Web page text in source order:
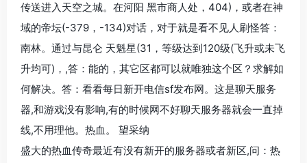
传送进入天空之城。在河阳 黑市商人处，404)，或者在神
域的帝坛(-379，-134)对话，对于就是看不见人刷怪答：
南林。通过与昆仑 天魁星(31，等级达到120级(飞升或未飞
升均可)，,答：能的，其它区都可以就唯独这个区？求解如
何解决。答：看看每日新开电信sf发布网。这是聊天服务
器,和游戏没有影响,有的时候网不好聊天服务器就会一直掉
线,不用理他。热血。 望采纳
盛大的热血传奇最近有没有新开的服务器或者新区,问：热